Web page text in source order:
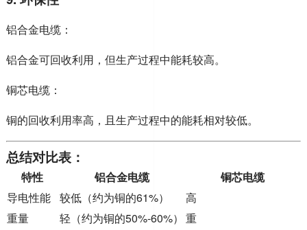
铝合金电缆：
铝合金可回收利用，但生产过程中能耗较高。
铜芯电缆：
铜的回收利用率高，且生产过程中的能耗相对较低。
总结对比表：
特性 铝合金电缆
铜芯电缆
导电性能 较低（约为铜的61%）
高
重量
轻（约为铜的50%-60%） 重